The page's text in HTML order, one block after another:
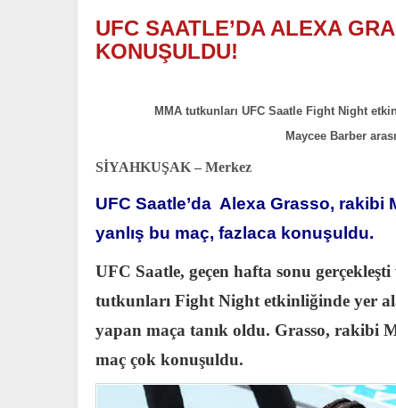
UFC SAATLE’DA ALEXA
KONUŞULDU!
MMA tutkunları UFC Saatle Fight Night
Maycee Barber
SİYAHKUŞAK – Merkez
UFC Saatle’da Alexa Grasso, rakibi
yanlış bu maç, fazlaca konuşuldu.
UFC Saatle, geçen hafta sonu
tutkunları Fight Night etkinliğinde yer
yapan maça tanık oldu. Grasso, rakibi
maç çok konuşuldu.